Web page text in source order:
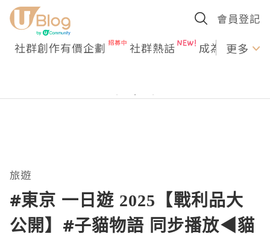
會員登記
社群創作有價企劃 社群熱話 成為U更多
旅遊
#東京 一日遊 2025【戰利品大
公開】#子貓物語 同步播放◀︎貓